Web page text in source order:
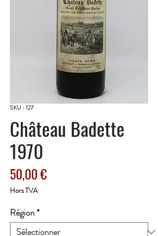
SKU : 127
Château Badette
1970
50,00 €Prix
Hors TVA
Région*